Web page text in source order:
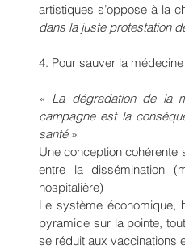
artistiques s’oppose à la
dans la juste protestation
4. Pour sauver la
« La dégradation de la
campagne est la
santé »
Une conception
entre la dissémination
hospitalière)
Le système économique,
pyramide sur la pointe,
se réduit aux vaccinations